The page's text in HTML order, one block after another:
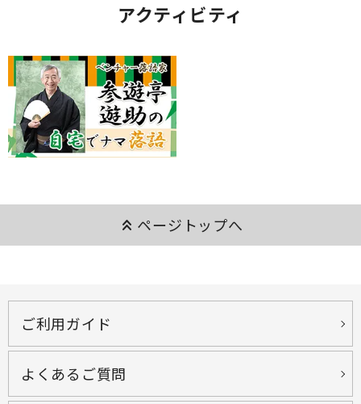
アクティビティ
keyboard_double_arrow_up ページトップへ
ご利用ガイド
よくあるご質問